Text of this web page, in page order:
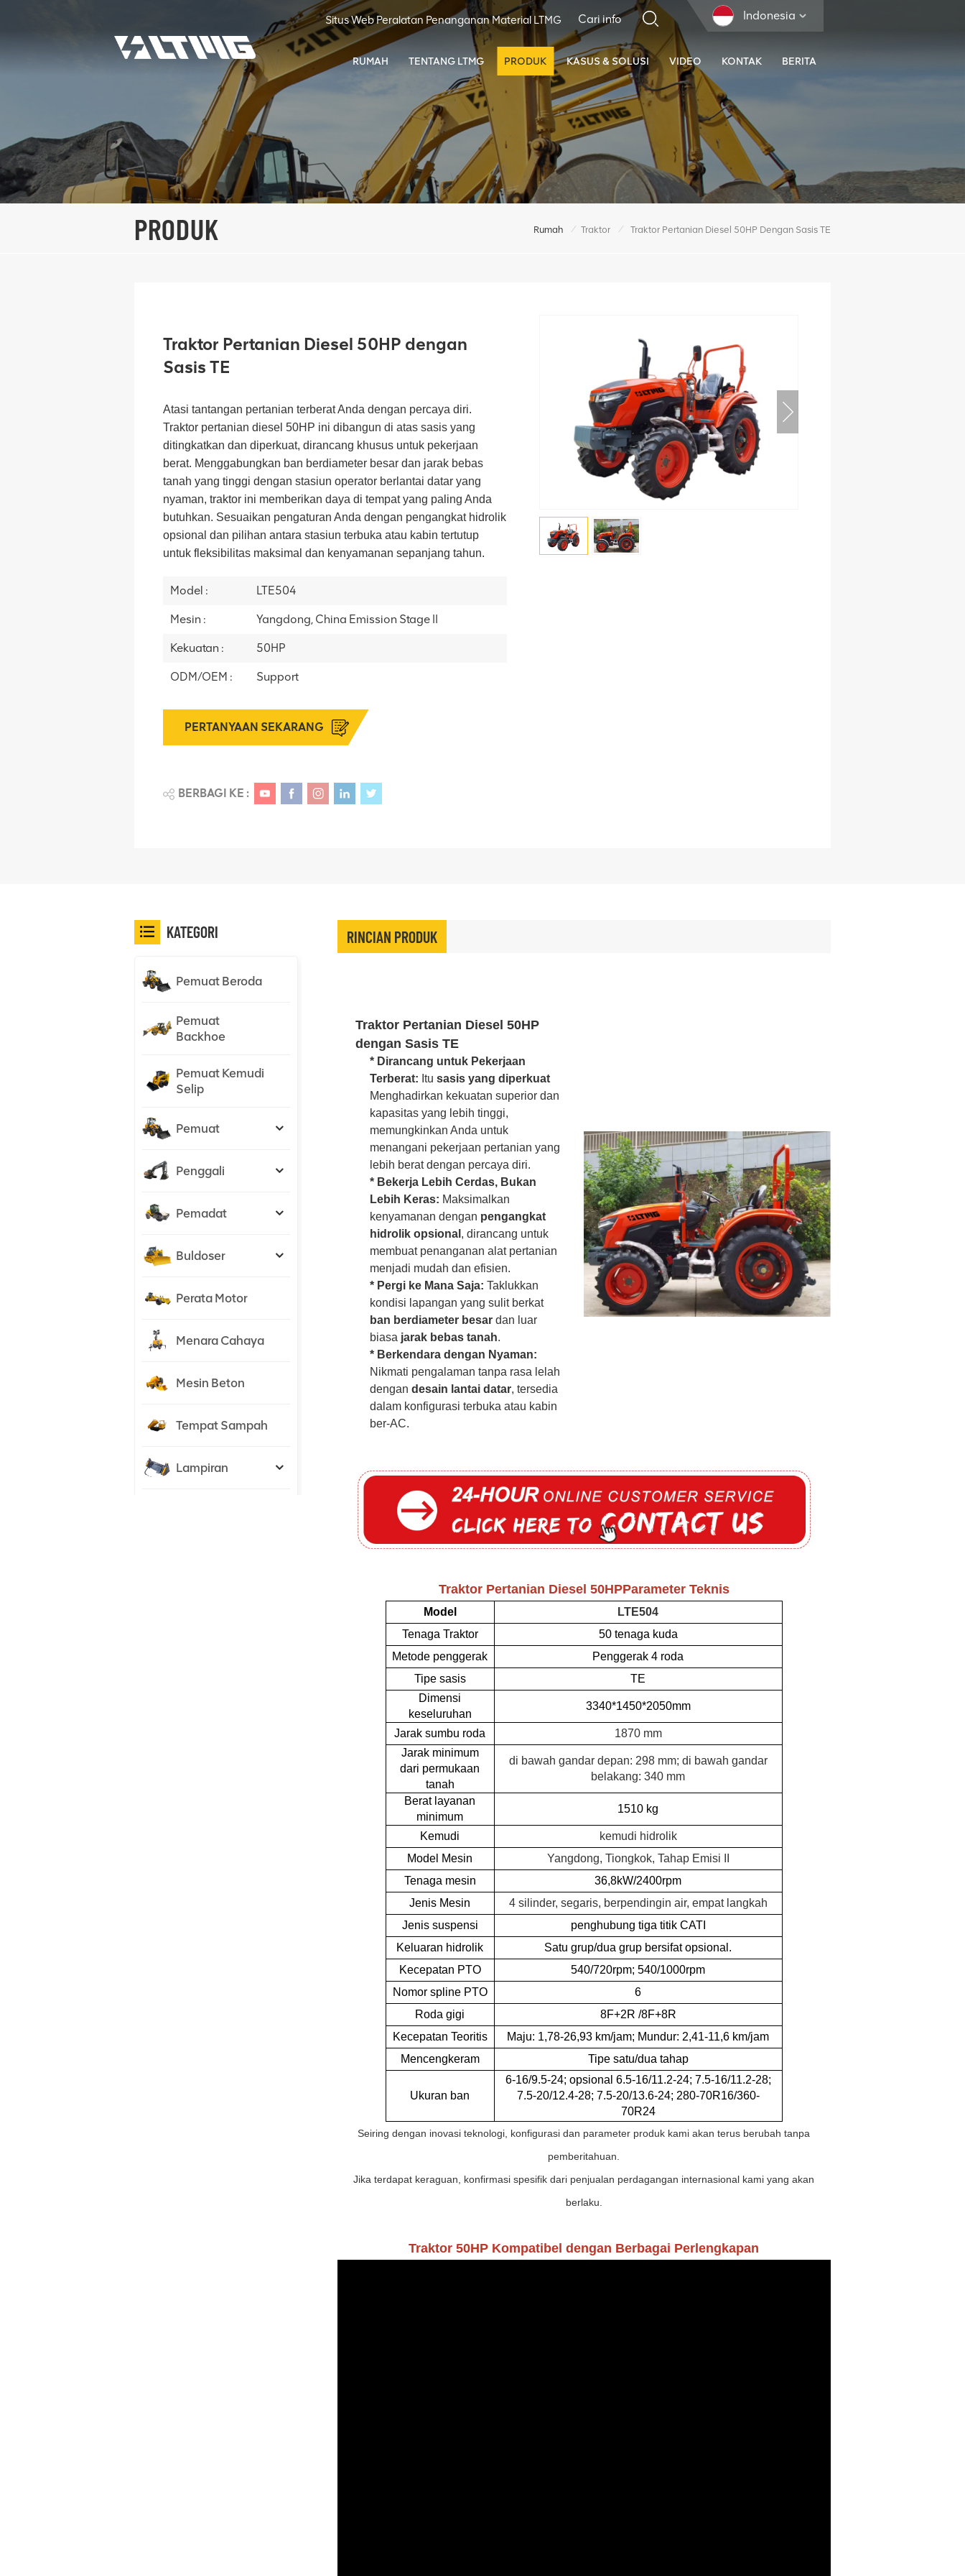
Indonesia
Situs Web Peralatan Penanganan Material LTMG
RUMAH TENTANG LTMG PRODUK KASUS & SOLUSI VIDEO KONTAK BERITA
PRODUK Rumah / Traktor / Traktor Pertanian Diesel 50HP Dengan Sasis TE
Traktor Pertanian Diesel 50HP dengan
Sasis TE
Atasi tantangan pertanian terberat Anda dengan percaya diri.
Traktor pertanian diesel 50HP ini dibangun di atas sasis yang
ditingkatkan dan diperkuat, dirancang khusus untuk pekerjaan
berat. Menggabungkan ban berdiameter besar dan jarak bebas
tanah yang tinggi dengan stasiun operator berlantai datar yang
nyaman, traktor ini memberikan daya di tempat yang paling Anda
butuhkan. Sesuaikan pengaturan Anda dengan pengangkat hidrolik
opsional dan pilihan antara stasiun terbuka atau kabin tertutup
untuk fleksibilitas maksimal dan kenyamanan sepanjang tahun.
Model : LTE504
Mesin : Yangdong, China Emission Stage II
Kekuatan : 50HP
ODM/OEM : Support
PERTANYAAN SEKARANG
BERBAGI KE :
RINCIAN PRODUK
Traktor Pertanian Diesel 50HP
dengan Sasis TE
* Dirancang untuk Pekerjaan
Terberat: Itu sasis yang diperkuat
Menghadirkan kekuatan superior dan
kapasitas yang lebih tinggi,
memungkinkan Anda untuk
menangani pekerjaan pertanian yang
lebih berat dengan percaya diri.
* Bekerja Lebih Cerdas, Bukan
Lebih Keras: Maksimalkan
kenyamanan dengan pengangkat
hidrolik opsional , dirancang untuk
membuat penanganan alat pertanian
menjadi mudah dan efisien.
* Pergi ke Mana Saja: Taklukkan
kondisi lapangan yang sulit berkat
ban berdiameter besardan luar
biasa jarak bebas tanah.
* Berkendara dengan Nyaman:
Nikmati pengalaman tanpa rasa lelah
dengan desain lantai datar, tersedia
dalam konfigurasi terbuka atau kabin
ber-AC.
Traktor Pertanian Diesel 50HPParameter Teknis
Model
LTE504
Tenaga Traktor
50 tenaga kuda
Metode penggerak
Penggerak 4 roda
Tipe sasis
TE
Dimensi
keseluruhan
3340*1450*2050mm
Jarak sumbu roda
1870 mm
Jarak minimum
dari permukaan
tanah
di bawah gandar depan: 298 mm; di bawah gandar
belakang: 340 mm
Berat layanan
minimum
1510 kg
Kemudi
kemudi hidrolik
Model Mesin
Yangdong, Tiongkok, Tahap Emisi II
Tenaga mesin
36,8kW/2400rpm
Jenis Mesin
4 silinder, segaris, berpendingin air, empat langkah
Jenis suspensi
penghubung tiga titik CATI
Keluaran hidrolik
Satu grup/dua grup bersifat opsional.
Kecepatan PTO
540/720rpm; 540/1000rpm
Nomor spline PTO
6
Roda gigi
8F+2R /8F+8R
Kecepatan Teoritis
Maju: 1,78-26,93 km/jam; Mundur: 2,41-11,6 km/jam
Mencengkeram
Tipe satu/dua tahap
Ukuran ban
6-16/9.5-24; opsional 6.5-16/11.2-24; 7.5-16/11.2-28;
7.5-20/12.4-28; 7.5-20/13.6-24; 280-70R16/360-
70R24
Seiring dengan inovasi teknologi, konfigurasi dan parameter produk kami akan terus berubah tanpa
pemberitahuan.
Jika terdapat keraguan, konfirmasi spesifik dari penjualan perdagangan internasional kami yang akan
berlaku.
Traktor 50HP Kompatibel dengan Berbagai Perlengkapan
KATEGORI
Pemuat Beroda
Pemuat
Backhoe
Pemuat Kemudi
Selip
Pemuat
Penggali
Pemadat
Buldoser
Perata Motor
Menara Cahaya
Mesin Beton
Tempat Sampah
Lampiran